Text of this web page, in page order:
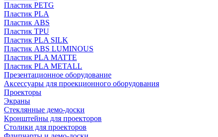
Пластик PETG
Пластик PLA
Пластик ABS
Пластик TPU
Пластик PLA SILK
Пластик ABS LUMINOUS
Пластик PLA MATTE
Пластик PLA METALL
Презентационное оборудование
Аксессуары для проекционного оборудования
Проекторы
Экраны
Стеклянные демо-доски
Кронштейны для проекторов
Столики для проекторов